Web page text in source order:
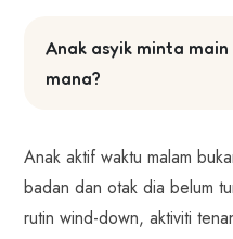
Anak asyik minta
mana?
Anak aktif waktu malam
badan dan otak dia belum
rutin wind-down, aktiviti